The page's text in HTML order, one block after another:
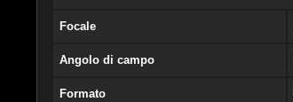
Focale
Angolo di campo
Formato